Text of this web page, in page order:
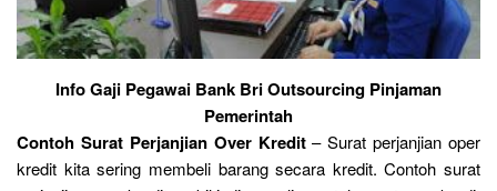
Info Gaji Pegawai Bank Bri Outsourcing Pinjaman
Pemerintah
Contoh Surat Perjanjian Over Kredit– Surat perjanjian oper
kredit kita sering membeli barang secara kredit. Contoh surat